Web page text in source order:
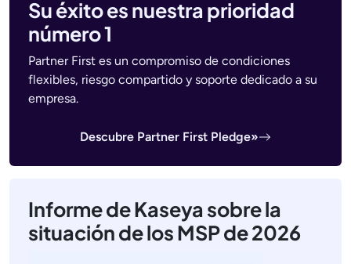
Su éxito es nuestra prioridad
número 1
Partner First es un compromiso de condiciones
flexibles, riesgo compartido y soporte dedicado a su
empresa.
Descubre Partner First Pledge»
Informe de Kaseya sobre la
situación de los MSP de 2026